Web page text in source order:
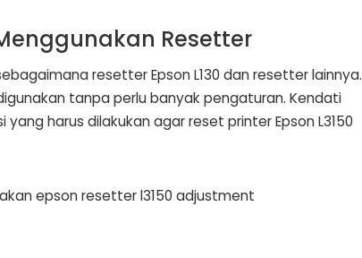
Resetter
resetter Epson L130 dan resetter lainnya.
tanpa perlu banyak pengaturan. Kendati
harus dilakukan agar reset printer Epson L3150
epson resetter l3150 adjustment